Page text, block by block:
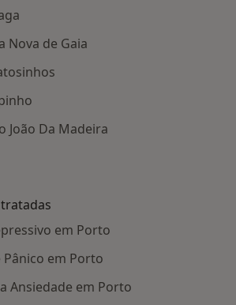
Nova de Gaia
João Da Madeira
em Porto
em Porto
Ansiedade em Porto